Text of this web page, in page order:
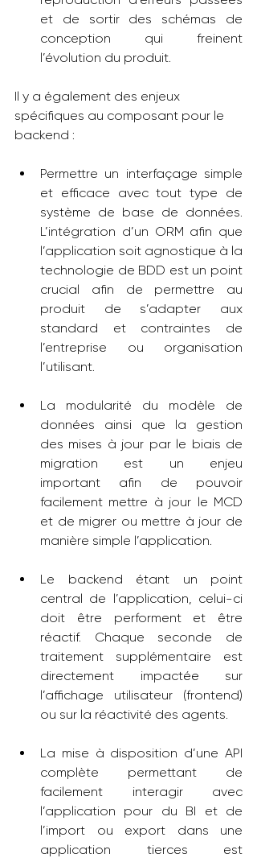
et de sortir des schémas de
conception qui freinent
l’évolution du produit.
Il y a également des enjeux
spécifiques au composant pour le
backend :
Permettre un interfaçage simple
et efficace avec tout type de
système de base de données.
L’intégration d’un ORM afin que
l’application soit agnostique à la
technologie de BDD est un point
crucial afin de permettre au
produit de s’adapter aux
standard et contraintes de
l’entreprise ou organisation
l’utilisant.
La modularité du modèle de
données ainsi que la gestion
des mises à jour par le biais de
migration est un enjeu
important afin de pouvoir
facilement mettre à jour le MCD
et de migrer ou mettre à jour de
manière simple l’application.
Le backend étant un point
central de l’application, celui-ci
doit être performent et être
réactif. Chaque seconde de
traitement supplémentaire est
directement impactée sur
l’affichage utilisateur (frontend)
ou sur la réactivité des agents.
La mise à disposition d’une API
complète permettant de
facilement interagir avec
l’application pour du BI et de
l’import ou export dans une
application tierces est